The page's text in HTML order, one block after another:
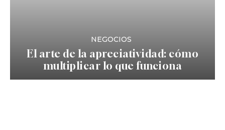
NEGOCIOS
El arte de la apreciatividad: cómo
multiplicar lo que funciona